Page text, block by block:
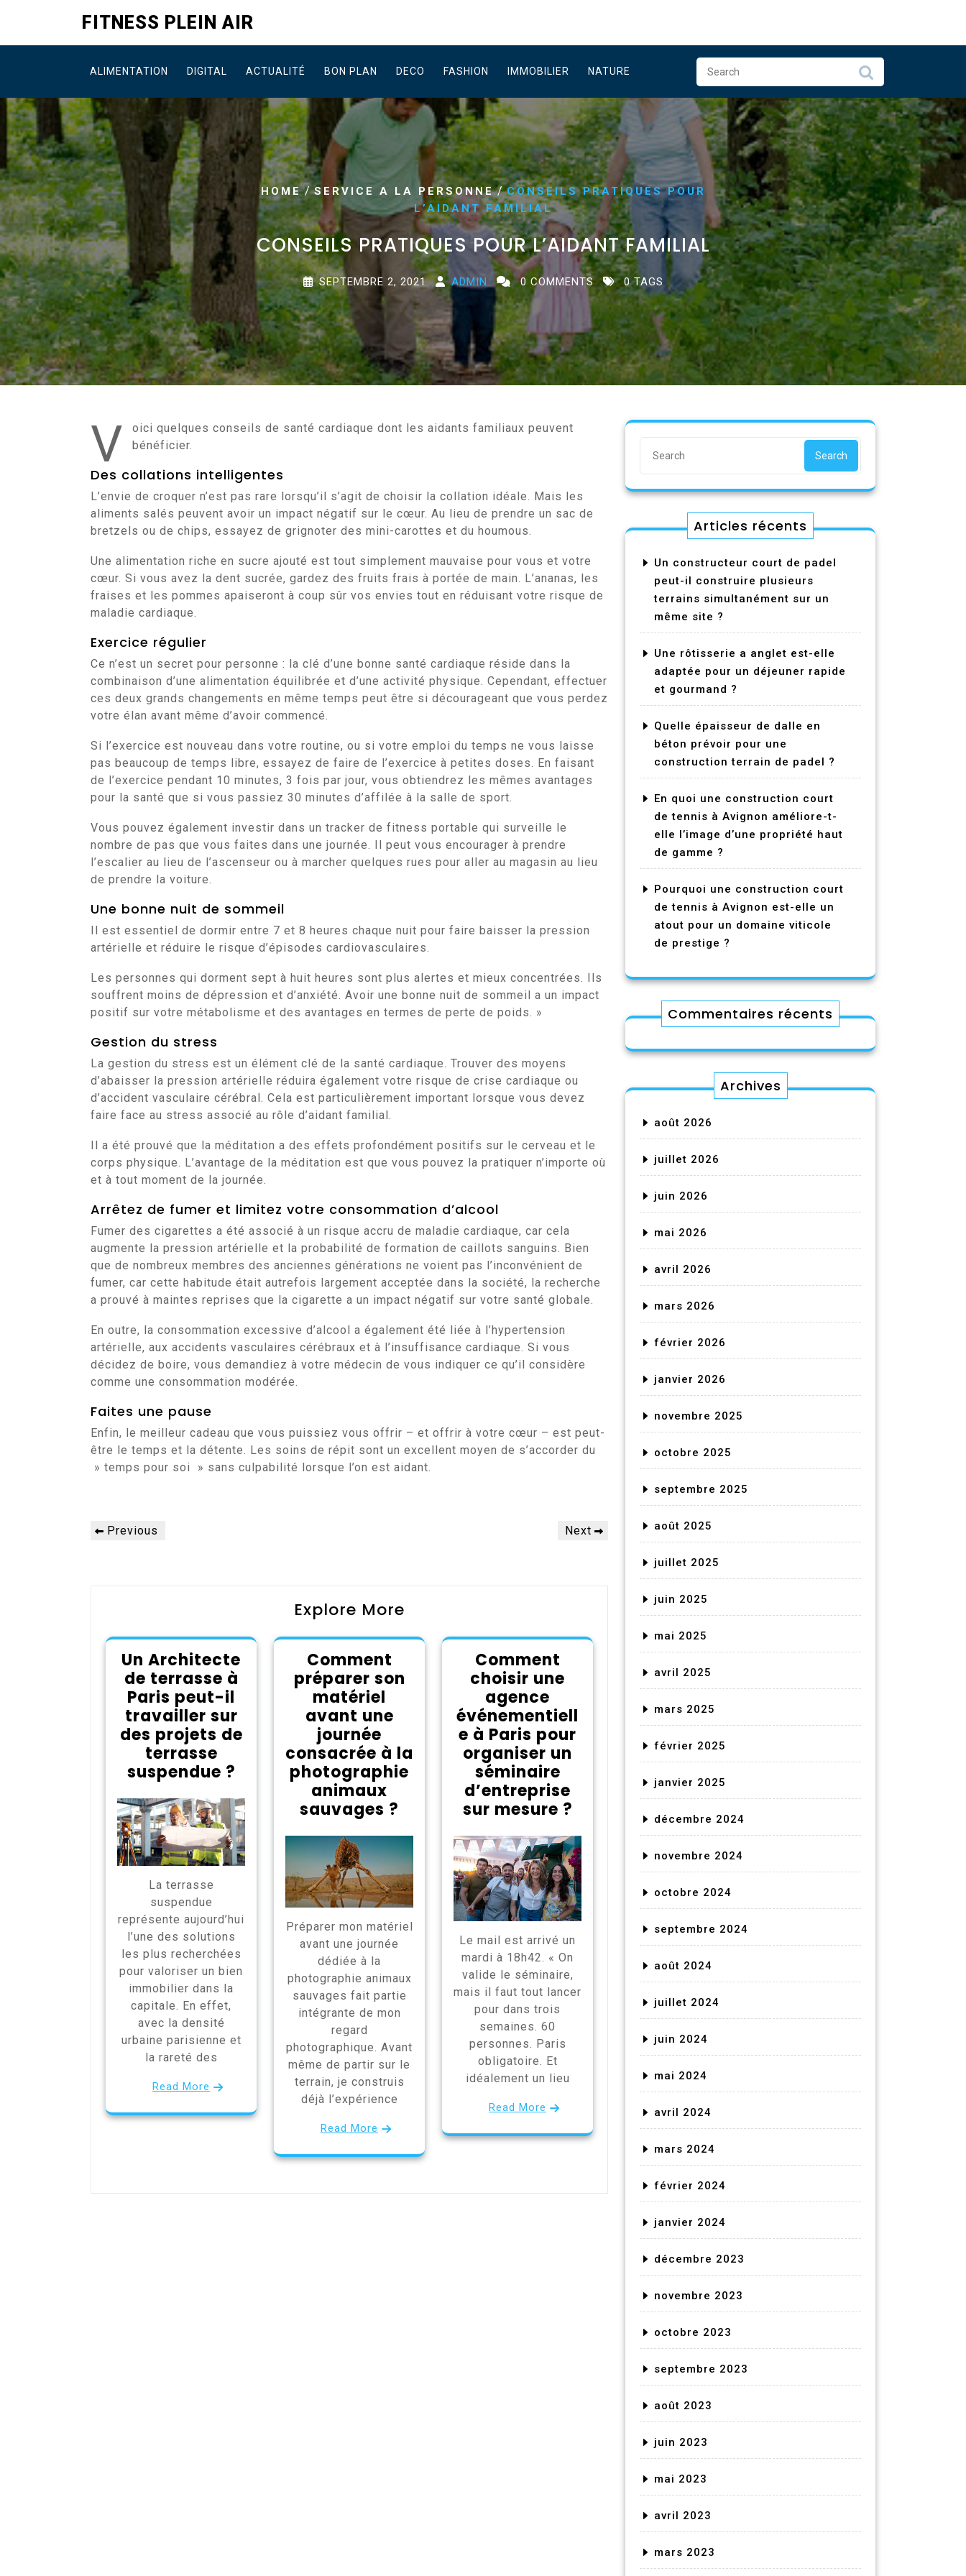
content
FITNESS PLEIN AIR
ALIMENTATION DIGITAL ACTUALITÉ BON PLAN DECO FASHION IMMOBILIER NATURE
HOME/SERVICE A LA PERSONNE/CONSEILS PRATIQUES POUR
L’AIDANT FAMILIAL
CONSEILS PRATIQUES POUR L’AIDANT FAMILIAL
SEPTEMBRE 2, 2021 ADMIN 0 COMMENTS 0 TAGS
V
oici quelques conseils de santé cardiaque dont les aidants familiaux peuvent
bénéficier.
Des collations intelligentes
L’envie de croquer n’est pas rare lorsqu’il s’agit de choisir la collation idéale. Mais les
aliments salés peuvent avoir un impact négatif sur le cœur. Au lieu de prendre un sac de
bretzels ou de chips, essayez de grignoter des mini-carottes et du houmous.
Une alimentation riche en sucre ajouté est tout simplement mauvaise pour vous et votre
cœur. Si vous avez la dent sucrée, gardez des fruits frais à portée de main. L’ananas, les
fraises et les pommes apaiseront à coup sûr vos envies tout en réduisant votre risque de
maladie cardiaque.
Exercice régulier
Ce n’est un secret pour personne : la clé d’une bonne santé cardiaque réside dans la
combinaison d’une alimentation équilibrée et d’une activité physique. Cependant, effectuer
ces deux grands changements en même temps peut être si décourageant que vous perdez
votre élan avant même d’avoir commencé.
Si l’exercice est nouveau dans votre routine, ou si votre emploi du temps ne vous laisse
pas beaucoup de temps libre, essayez de faire de l’exercice à petites doses. En faisant
de l’exercice pendant 10 minutes, 3 fois par jour, vous obtiendrez les mêmes avantages
pour la santé que si vous passiez 30 minutes d’affilée à la salle de sport.
Vous pouvez également investir dans un tracker de fitness portable qui surveille le
nombre de pas que vous faites dans une journée. Il peut vous encourager à prendre
l’escalier au lieu de l’ascenseur ou à marcher quelques rues pour aller au magasin au lieu
de prendre la voiture.
Une bonne nuit de sommeil
Il est essentiel de dormir entre 7 et 8 heures chaque nuit pour faire baisser la pression
artérielle et réduire le risque d’épisodes cardiovasculaires.
Les personnes qui dorment sept à huit heures sont plus alertes et mieux concentrées. Ils
souffrent moins de dépression et d’anxiété. Avoir une bonne nuit de sommeil a un impact
positif sur votre métabolisme et des avantages en termes de perte de poids. »
Gestion du stress
La gestion du stress est un élément clé de la santé cardiaque. Trouver des moyens
d’abaisser la pression artérielle réduira également votre risque de crise cardiaque ou
d’accident vasculaire cérébral. Cela est particulièrement important lorsque vous devez
faire face au stress associé au rôle d’aidant familial.
Il a été prouvé que la méditation a des effets profondément positifs sur le cerveau et le
corps physique. L’avantage de la méditation est que vous pouvez la pratiquer n’importe où
et à tout moment de la journée.
Arrêtez de fumer et limitez votre consommation d’alcool
Fumer des cigarettes a été associé à un risque accru de maladie cardiaque, car cela
augmente la pression artérielle et la probabilité de formation de caillots sanguins. Bien
que de nombreux membres des anciennes générations ne voient pas l’inconvénient de
fumer, car cette habitude était autrefois largement acceptée dans la société, la recherche
a prouvé à maintes reprises que la cigarette a un impact négatif sur votre santé globale.
En outre, la consommation excessive d’alcool a également été liée à l’hypertension
artérielle, aux accidents vasculaires cérébraux et à l’insuffisance cardiaque. Si vous
décidez de boire, vous demandiez à votre médecin de vous indiquer ce qu’il considère
comme une consommation modérée.
Faites une pause
Enfin, le meilleur cadeau que vous puissiez vous offrir – et offrir à votre cœur – est peut-
être le temps et la détente. Les soins de répit sont un excellent moyen de s’accorder du
» temps pour soi » sans culpabilité lorsque l’on est aidant.
Navigation
de
Previous
Previous
Next
Next
Explore More
Un Architecte
de terrasse à
Paris peut-il
travailler sur
des projets de
terrasse
suspendue ?
La terrasse
suspendue
représente aujourd’hui
l’une des solutions
les plus recherchées
pour valoriser un bien
immobilier dans la
capitale. En effet,
avec la densité
urbaine parisienne et
la rareté des
Read More
Comment
préparer son
matériel
avant une
journée
consacrée à la
photographie
animaux
sauvages ?
Préparer mon matériel
avant une journée
dédiée à la
photographie animaux
sauvages fait partie
intégrante de mon
regard
photographique. Avant
même de partir sur le
terrain, je construis
déjà l’expérience
Read More
Comment
choisir une
agence
événementiell
e à Paris pour
organiser un
séminaire
d’entreprise
sur mesure ?
Le mail est arrivé un
mardi à 18h42. « On
valide le séminaire,
mais il faut tout lancer
pour dans trois
semaines. 60
personnes. Paris
obligatoire. Et
idéalement un lieu
Read More
Search
Articles récents
Un constructeur court de padel
peut-il construire plusieurs
terrains simultanément sur un
même site ?
Une rôtisserie a anglet est-elle
adaptée pour un déjeuner rapide
et gourmand ?
Quelle épaisseur de dalle en
béton prévoir pour une
construction terrain de padel ?
En quoi une construction court
de tennis à Avignon améliore-t-
elle l’image d’une propriété haut
de gamme ?
Pourquoi une construction court
de tennis à Avignon est-elle un
atout pour un domaine viticole
de prestige ?
Commentaires récents
Archives
août 2026
juillet 2026
juin 2026
mai 2026
avril 2026
mars 2026
février 2026
janvier 2026
novembre 2025
octobre 2025
septembre 2025
août 2025
juillet 2025
juin 2025
mai 2025
avril 2025
mars 2025
février 2025
janvier 2025
décembre 2024
novembre 2024
octobre 2024
septembre 2024
août 2024
juillet 2024
juin 2024
mai 2024
avril 2024
mars 2024
février 2024
janvier 2024
décembre 2023
novembre 2023
octobre 2023
septembre 2023
août 2023
juin 2023
mai 2023
avril 2023
mars 2023